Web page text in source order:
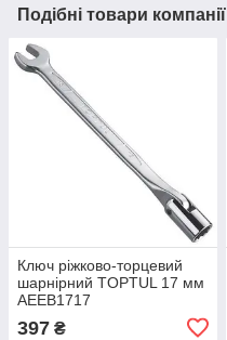
Подібні товари компанії
Ключ ріжково-торцевий
шарнірний TOPTUL 17 мм
AEEB1717
397 ₴